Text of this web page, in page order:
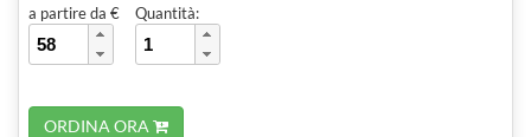
a partire da € Quantità:
ORDINA ORA